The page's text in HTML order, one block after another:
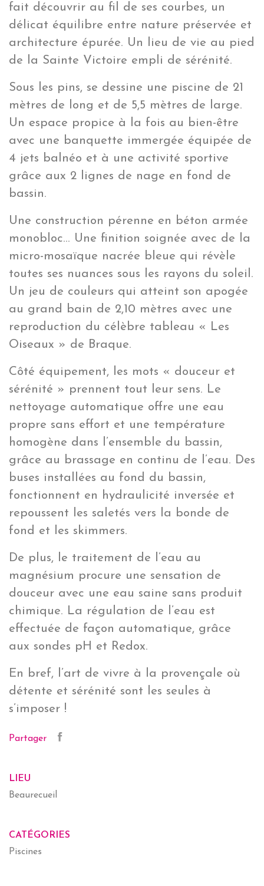
fait découvrir au fil de ses courbes, un
délicat équilibre entre nature préservée et
architecture épurée. Un lieu de vie au pied
de la Sainte Victoire empli de sérénité.
Sous les pins, se dessine une piscine de 21
mètres de long et de 5,5 mètres de large.
Un espace propice à la fois au bien-être
avec une banquette immergée équipée de
4 jets balnéo et à une activité sportive
grâce aux 2 lignes de nage en fond de
bassin.
Une construction pérenne en béton armée
monobloc… Une finition soignée avec de la
micro-mosaïque nacrée bleue qui révèle
toutes ses nuances sous les rayons du soleil.
Un jeu de couleurs qui atteint son apogée
au grand bain de 2,10 mètres avec une
reproduction du célèbre tableau « Les
Oiseaux » de Braque.
Côté équipement, les mots « douceur et
sérénité » prennent tout leur sens. Le
nettoyage automatique offre une eau
propre sans effort et une température
homogène dans l’ensemble du bassin,
grâce au brassage en continu de l’eau. Des
buses installées au fond du bassin,
fonctionnent en hydraulicité inversée et
repoussent les saletés vers la bonde de
fond et les skimmers.
De plus, le traitement de l’eau au
magnésium procure une sensation de
douceur avec une eau saine sans produit
chimique. La régulation de l’eau est
effectuée de façon automatique, grâce
aux sondes pH et Redox.
En bref, l’art de vivre à la provençale où
détente et sérénité sont les seules à
s’imposer !
Partager
LIEU
Beaurecueil
CATÉGORIES
Piscines